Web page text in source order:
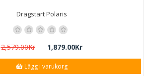
Dragstart Polaris
2,579.00Kr 1,879.00Kr
Lägg i varukorg